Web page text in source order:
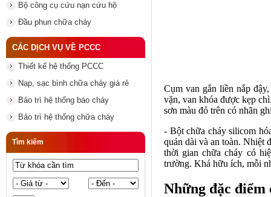
Bộ công cụ cứu nạn cứu hộ
Đầu phun chữa cháy
CÁC DỊCH VỤ VỀ PCCC
Thiết kế hệ thống PCCC
Nạp, sạc bình chữa cháy giá rẻ
Bảo trì hệ thống báo cháy
Bảo trì hệ thống chữa cháy
Tìm kiếm
Cụm van gắn liền nắp
vặn, van khóa được kẹp
sơn màu đỏ trên có nhãn
- Bột chữa cháy silicom
quản dài và an toàn. Nhiệt
thời gian chữa cháy có
trường. Khá hữu ích, mỗi
Những đặc điểm